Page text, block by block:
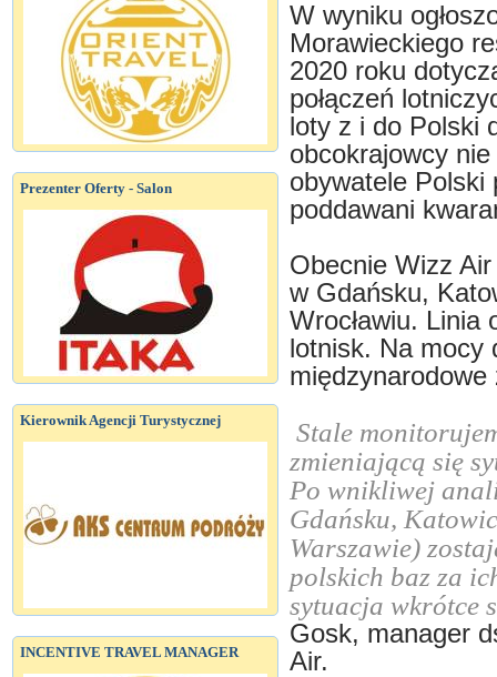
Prezenter Oferty - Salon
Kierownik Agencji Turystycznej
INCENTIVE TRAVEL MANAGER
W wyniku
Morawieckiego
2020 roku
połączeń
loty z i do Polski
obcokrajowcy
obywatele Polski
poddawani
Obecnie Wizz
w Gdańsku,
Wrocławiu. Linia
lotnisk. Na mocy
międzynarodowe
Stale
zmieniającą się
Po wnikliwej
Gdańsku,
Warszawie)
polskich baz za
sytuacja wkrótce
Gosk, manager
Air.